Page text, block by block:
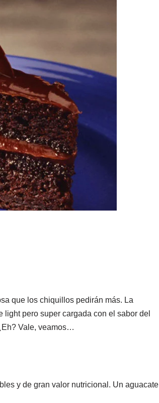
que los chiquillos pedirán más. La
pero super cargada con el sabor del
Vale, veamos…
y de gran valor nutricional. Un aguacate